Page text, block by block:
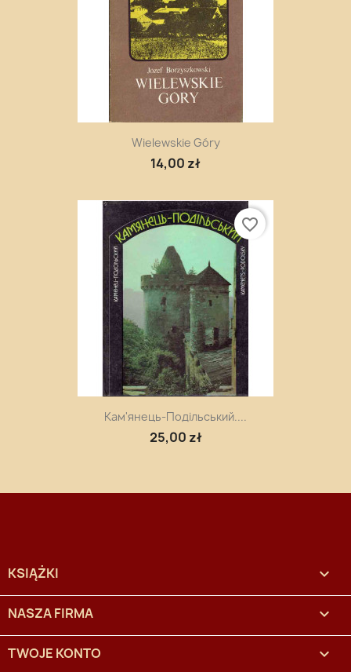
Wielewskie Góry
14,00 zł
Кам'янець-Подільський....
25,00 zł
favorite_border
KSIĄŻKI 
NASZA FIRMA 
TWOJE KONTO 